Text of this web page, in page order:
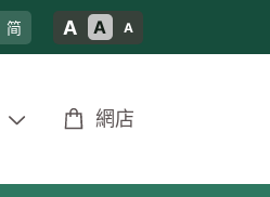
简 A A A
網店